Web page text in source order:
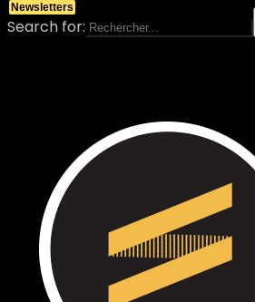
Search for:
Newsletters